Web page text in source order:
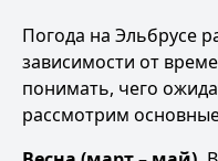
Погода на Эльбрусе
зависимости от
понимать, чего
рассмотрим